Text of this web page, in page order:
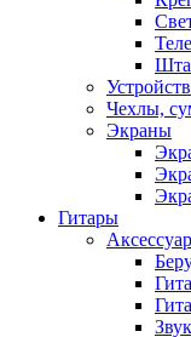
Чехлы,
Экраны
Гитары